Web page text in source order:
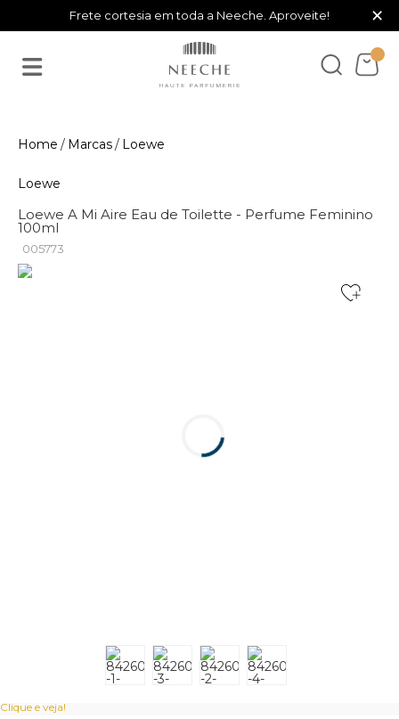
Frete cortesia em toda a Neeche. Aproveite! ×
Marcas Loewe
Loewe
Loewe A Mi Aire Eau de Toilette - Perfume Feminino
100ml
005773
Clique e veja!